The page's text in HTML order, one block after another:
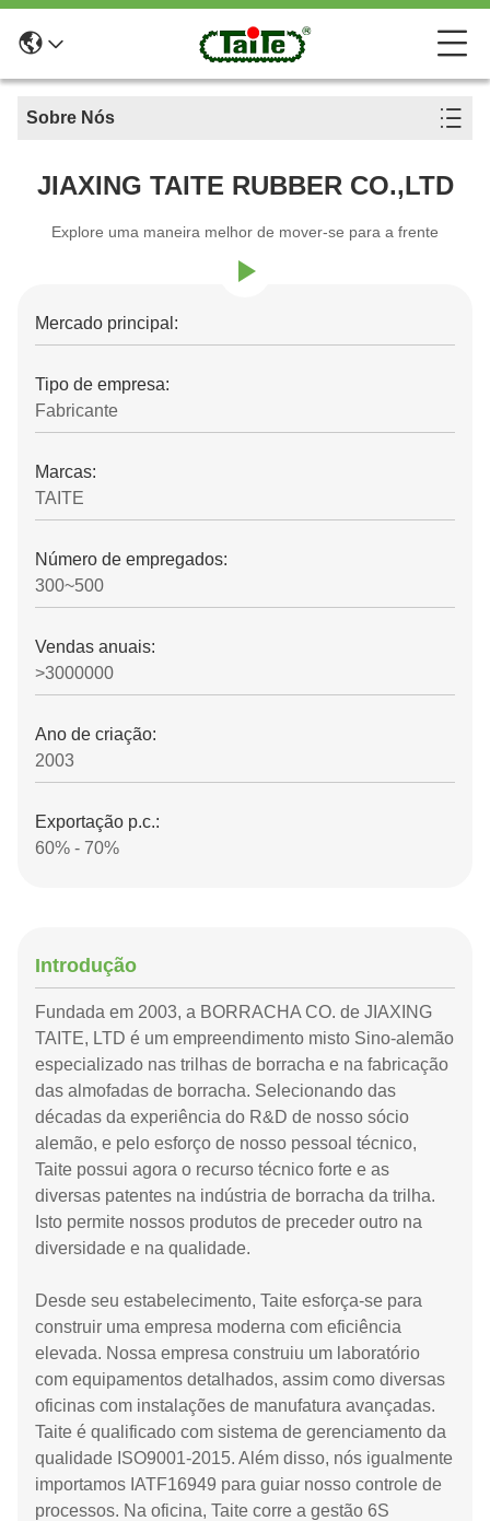
Sobre Nós
JIAXING TAITE RUBBER CO.,LTD
Explore uma maneira melhor de mover-se para a frente
Mercado principal:
Tipo de empresa:
Fabricante
Marcas:
TAITE
Número de empregados:
300~500
Vendas anuais:
>3000000
Ano de criação:
2003
Exportação p.c.:
60% - 70%
Introdução
Fundada em 2003, a BORRACHA CO. de JIAXING
TAITE, LTD é um empreendimento misto Sino-alemão
especializado nas trilhas de borracha e na fabricação
das almofadas de borracha. Selecionando das
décadas da experiência do R&D de nosso sócio
alemão, e pelo esforço de nosso pessoal técnico,
Taite possui agora o recurso técnico forte e as
diversas patentes na indústria de borracha da trilha.
Isto permite nossos produtos de preceder outro na
diversidade e na qualidade.
Desde seu estabelecimento, Taite esforça-se para
construir uma empresa moderna com eficiência
elevada. Nossa empresa construiu um laboratório
com equipamentos detalhados, assim como diversas
oficinas com instalações de manufatura avançadas.
Taite é qualificado com sistema de gerenciamento da
qualidade ISO9001-2015. Além disso, nós igualmente
importamos IATF16949 para guiar nosso controle de
processos. Na oficina, Taite corre a gestão 6S